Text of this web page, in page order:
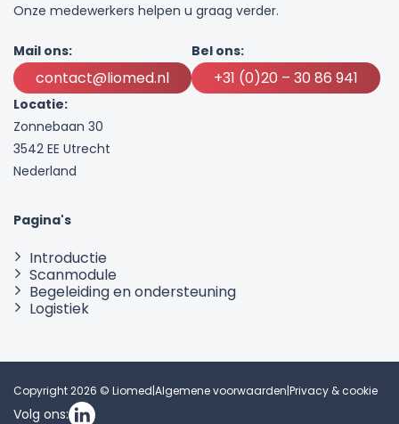
Onze medewerkers helpen u graag verder.
Mail ons:
contact@liomed.nl
Bel ons:
+31 (0)20 – 30 86 941
Locatie:
Zonnebaan 30
3542 EE Utrecht
Nederland
Pagina's
Introductie
Scanmodule
Begeleiding en ondersteuning
Logistiek
Copyright 2026 © Liomed|Algemene voorwaarden|Privacy & cookie
Volg ons: